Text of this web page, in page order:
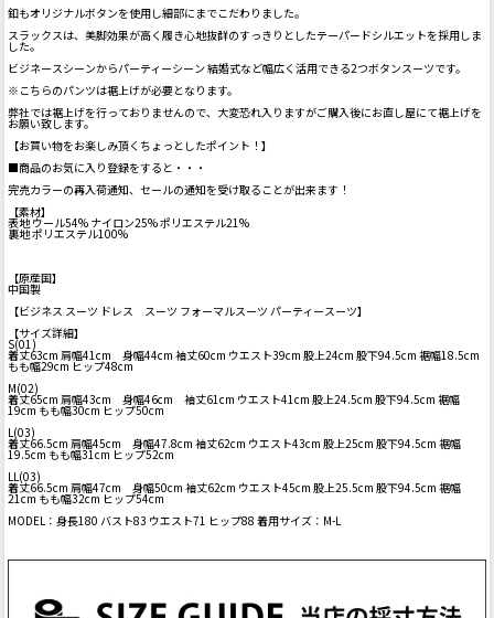
釦もオリジナルボタンを使用し細部にまでこだわりました。
スラックスは、美脚効果が高く履き心地抜群のすっきりとしたテーパードシルエットを採用しま
した。
ビジネースシーンからパーティーシーン 結婚式など幅広く活用できる2つボタンスーツです。
※こちらのパンツは裾上げが必要となります。
弊社では裾上げを行っておりませんので、大変恐れ入りますがご購入後にお直し屋にて裾上げを
お願い致します。
【お買い物をお楽しみ頂くちょっとしたポイント！】
■商品のお気に入り登録をすると・・・
完売カラーの再入荷通知、セールの通知を受け取ることが出来ます！
【素材】
表地 ウール54% ナイロン25% ポリエステル21%
裏地 ポリエステル100%
【原産国】
中国製
【ビジネス スーツ ドレス スーツ フォーマルスーツ パーティースーツ】
【サイズ詳細】
S(01)
着丈63cm 肩幅41cm 身幅44cm 袖丈60cm ウエスト39cm 股上24cm 股下94.5cm 裾幅18.5cm
もも幅29cm ヒップ48cm
M(02)
着丈65cm 肩幅43cm 身幅46cm 袖丈61cm ウエスト41cm 股上24.5cm 股下94.5cm 裾幅
19cm もも幅30cm ヒップ50cm
L(03)
着丈66.5cm 肩幅45cm 身幅47.8cm 袖丈62cm ウエスト43cm 股上25cm 股下94.5cm 裾幅
19.5cm もも幅31cm ヒップ52cm
LL(03)
着丈66.5cm 肩幅47cm 身幅50cm 袖丈62cm ウエスト45cm 股上25.5cm 股下94.5cm 裾幅
21cm もも幅32cm ヒップ54cm
MODEL：身長180 バスト83 ウエスト71 ヒップ88 着用サイズ：M-L